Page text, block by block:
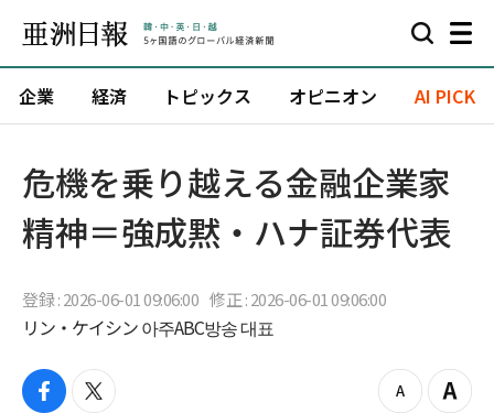
企業 経済 トピックス オピニオン AI PICK
危機を乗り越える金融企業家
精神＝強成黙・ハナ証券代表
登録 : 2026-06-01 09:06:00 修正 : 2026-06-01 09:06:00
リン・ケイシン 아주ABC방송 대표
f
t
z
Z